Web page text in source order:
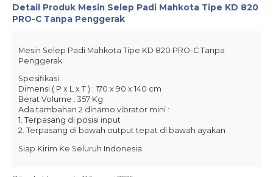
Detail Produk Mesin Selep Padi Mahkota Tipe KD 820
PRO-C Tanpa Penggerak
Mesin Selep Padi Mahkota Tipe KD 820 PRO-C Tanpa
Penggerak
Spesifikasi
Dimensi ( P x L x T ) : 170 x 90 x 140 cm
Berat Volume : 357 Kg
Ada tambahan 2 dinamo vibrator mini :
1. Terpasang di posisi input
2. Terpasang di bawah output tepat di bawah ayakan
Siap Kirim Ke Seluruh Indonesia